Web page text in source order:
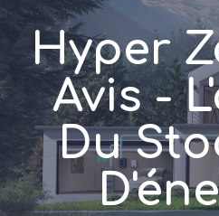
Hyper
Avis -
Du